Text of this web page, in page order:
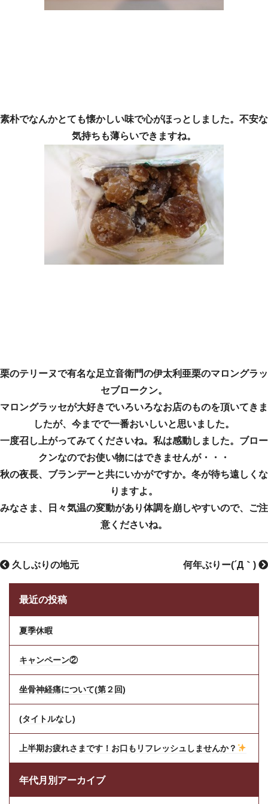
素朴でなんかとても懐かしい味で心がほっとしました。不安な
気持ちも薄らいできますね。
栗のテリーヌで有名な足立音衛門の伊太利亜栗のマロングラッ
セブロークン。
マロングラッセが大好きでいろいろなお店のものを頂いてきま
したが、今までで一番おいしいと思いました。
一度召し上がってみてくださいね。私は感動しました。ブロー
クンなのでお使い物にはできませんが・・・
秋の夜長、ブランデーと共にいかがですか。冬が待ち遠しくな
りますよ。
みなさま、日々気温の変動があり体調を崩しやすいので、ご注
意くださいね。
何年ぶりー(´Д｀)
久しぶりの地元
最近の投稿
夏季休暇
キャンペーン②
坐骨神経痛について(第２回)
(タイトルなし)
上半期お疲れさまです！お口もリフレッシュしませんか？
年代月別アーカイブ